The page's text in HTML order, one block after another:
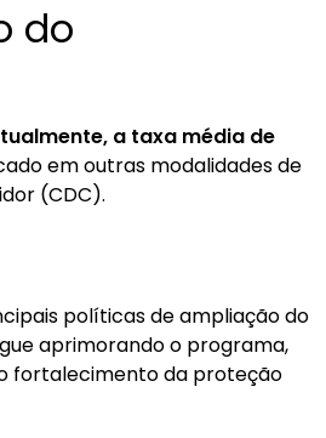
do
a taxa média de
em outras modalidades de
(CDC).
políticas de ampliação do
aprimorando o programa,
fortalecimento da proteção